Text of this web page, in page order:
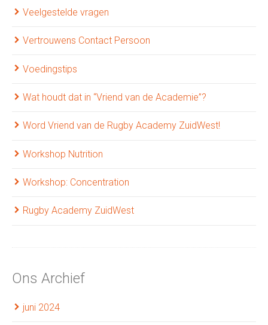
Veelgestelde vragen
Vertrouwens Contact Persoon
Voedingstips
Wat houdt dat in “Vriend van de Academie”?
Word Vriend van de Rugby Academy ZuidWest!
Workshop Nutrition
Workshop: Concentration
Rugby Academy ZuidWest
Ons Archief
juni 2024